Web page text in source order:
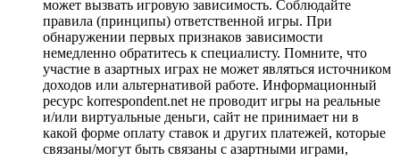
может вызвать игровую зависимость. Соблюдайте
правила (принципы) ответственной игры. При
обнаружении первых признаков зависимости
немедленно обратитесь к специалисту. Помните, что
участие в азартных играх не может являться источником
доходов или альтернативой работе. Информационный
ресурс korrespondent.net не проводит игры на реальные
и/или виртуальные деньги, сайт не принимает ни в
какой форме оплату ставок и других платежей, которые
связаны/могут быть связаны с азартными играми,